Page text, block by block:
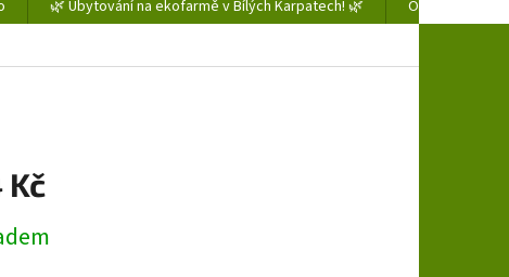
🌿 Ubytování na ekofarmě v Bílých Karpatech! 🌿
Obchodní